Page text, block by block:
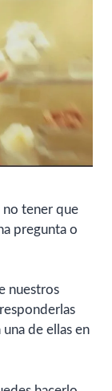
no tener que
pregunta o
nuestros
de ellas en